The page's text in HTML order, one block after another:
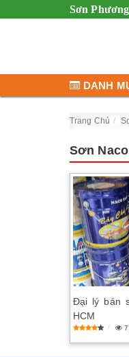
Sơn
DANH
Trang Chủ
Sơn
Đại lý bán
HCM